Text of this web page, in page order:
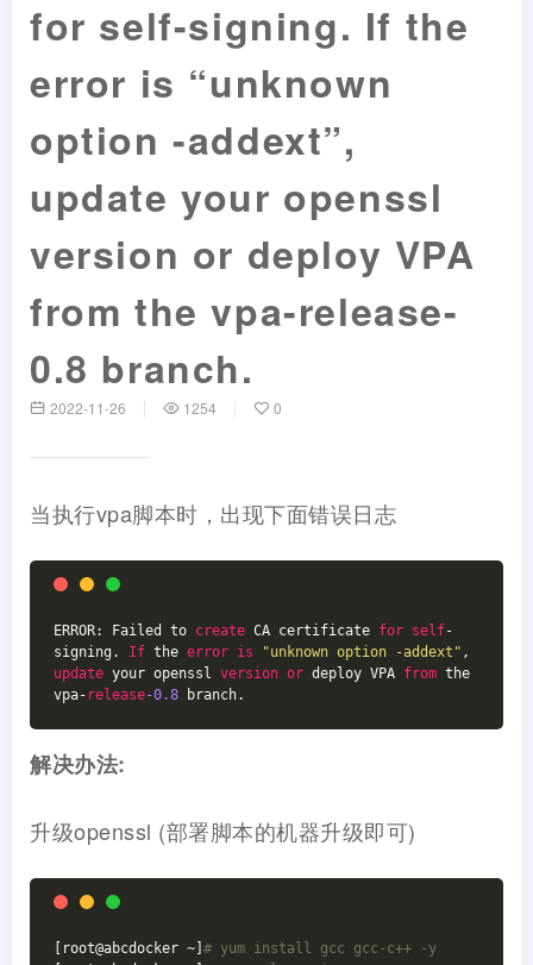
for self-signing. If the
error is “unknown
option -addext”,
update your openssl
version or deploy VPA
from the vpa-release-
0.8 branch.
2022-11-26 1254 0
当执行vpa脚本时，出现下面错误日志
ERROR: Failed to create CA certificate for self-
signing. If the error is "unknown option -addext"
update your openssl version or deploy VPA from the
vpa- release-0.8 branch.
解决办法:
升级openssl (部署脚本的机器升级即可)
[root@abcdocker ~] # yum install gcc gcc-c++ -y